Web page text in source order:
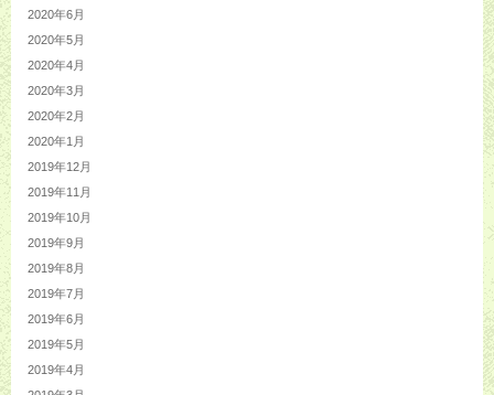
2020年6月
2020年5月
2020年4月
2020年3月
2020年2月
2020年1月
2019年12月
2019年11月
2019年10月
2019年9月
2019年8月
2019年7月
2019年6月
2019年5月
2019年4月